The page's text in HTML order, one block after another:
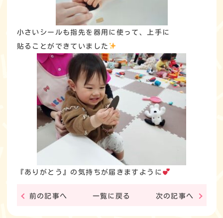
小さいシールも指先を器用に使って、上手に
貼ることができていました
『ありがとう』の気持ちが届きますように
前の記事へ 一覧に戻る 次の記事へ